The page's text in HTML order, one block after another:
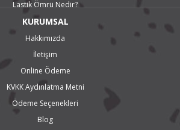
Lastik Ömrü Nedir?
KURUMSAL
Hakkımızda
İletişim
Online Ödeme
KVKK Aydınlatma Metni
Ödeme Seçenekleri
Blog